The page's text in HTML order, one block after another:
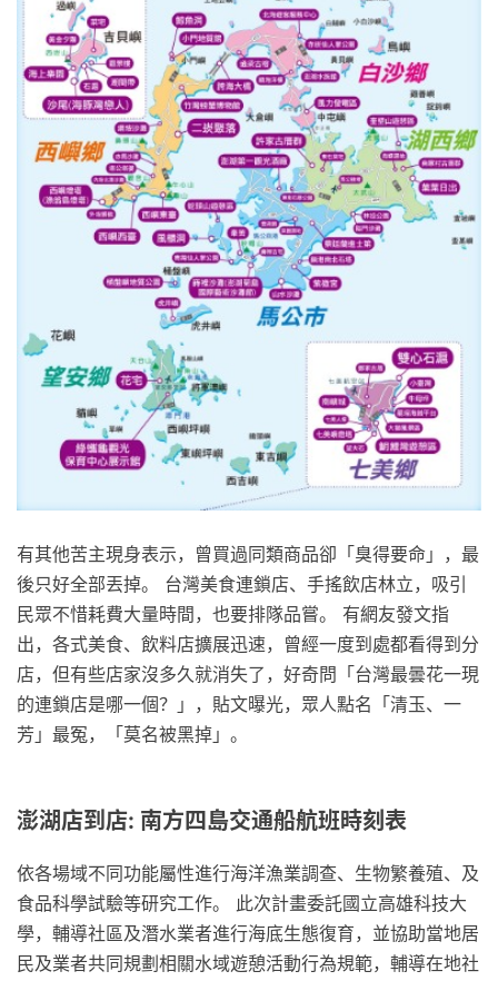
有其他苦主現身表示，曾買過同類商品卻「臭得要命」，最
後只好全部丟掉。 台灣美食連鎖店、手搖飲店林立，吸引
民眾不惜耗費大量時間，也要排隊品嘗。 有網友發文指
出，各式美食、飲料店擴展迅速，曾經一度到處都看得到分
店，但有些店家沒多久就消失了，好奇問「台灣最曇花一現
的連鎖店是哪一個？」，貼文曝光，眾人點名「清玉、一
芳」最冤，「莫名被黑掉」。
澎湖店到店: 南方四島交通船航班時刻表
依各場域不同功能屬性進行海洋漁業調查、生物繁養殖、及
食品科學試驗等研究工作。 此次計畫委託國立高雄科技大
學，輔導社區及潛水業者進行海底生態復育，並協助當地居
民及業者共同規劃相關水域遊憩活動行為規範，輔導在地社